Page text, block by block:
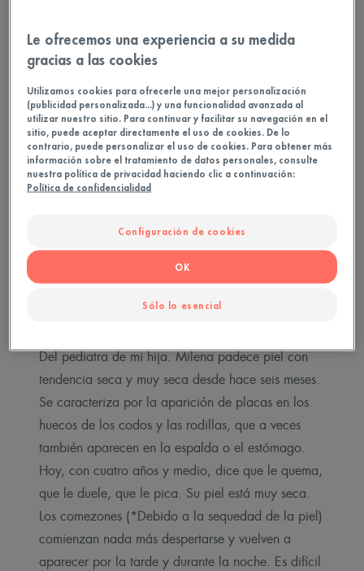
¿Cómo conoció el Centro de
Hidroterapia de Avène?
Del pediatra de mi hija. Milena padece piel con
tendencia seca y muy seca desde hace seis meses.
Se caracteriza por la aparición de placas en los
huecos de los codos y las rodillas, que a veces
también aparecen en la espalda o el estómago.
Hoy, con cuatro años y medio, dice que le quema,
que le duele, que le pica. Su piel está muy seca.
Los comezones (*Debido a la sequedad de la piel)
comienzan nada más despertarse y vuelven a
aparecer por la tarde y durante la noche. Es difícil
Le ofrecemos una experiencia a su medida
gracias a las cookies
Utilizamos cookies para ofrecerle una mejor personalización
(publicidad personalizada...) y una funcionalidad avanzada al
utilizar nuestro sitio. Para continuar y facilitar su navegación en el
sitio, puede aceptar directamente el uso de cookies. De lo
contrario, puede personalizar el uso de cookies. Para obtener más
información sobre el tratamiento de datos personales, consulte
nuestra política de privacidad haciendo clic a continuación:
Política de confidencialidad
Configuración de cookies
Sólo lo esencial
OK